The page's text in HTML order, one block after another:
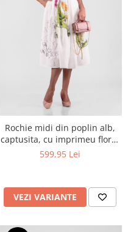
Rochie midi din poplin alb,
captusita, cu imprimeu floral
stilizat si curea imbracata
599,95 Lei
VEZI VARIANTE